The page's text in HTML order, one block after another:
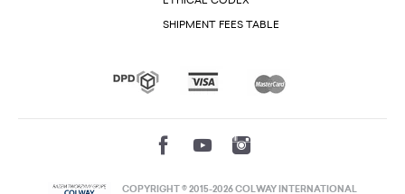
SHIPMENT FEES TABLE
COPYRIGHT © 2015-2026 COLWAY INTERNATIONAL